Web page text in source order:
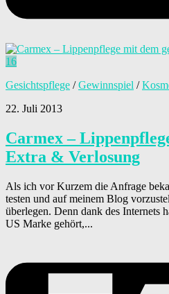
16
Gesichtspflege /Gewinnspiel /
22. Juli 2013
Carmex –
Extra & Verlosung
Als ich vor Kurzem die Anfrage
testen und auf meinem Blog
überlegen. Denn dank des Internets
US Marke gehört,...